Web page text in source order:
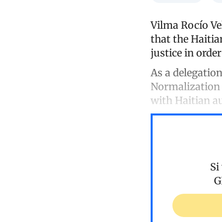
Vilma Rocío
that the
justice in
As a
Normalization
with Haitian